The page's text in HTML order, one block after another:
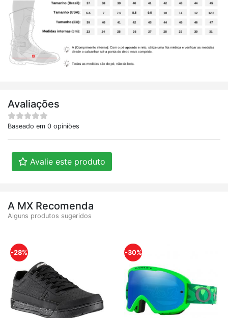
Avaliações
Baseado em 0 opiniões
Avalie este produto
A MX Recomenda
Alguns produtos sugeridos
-28% -30%